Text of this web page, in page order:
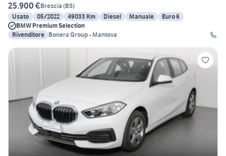
25.900 €Brescia (BS)
Usato
05/2022 49033 Km Diesel Manuale
Euro 6
BMW Premium Selection
Rivenditore Bonera Group - Mantova